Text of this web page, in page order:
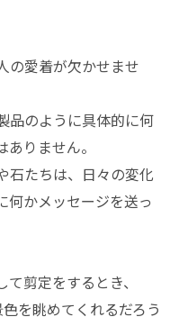
の愛着が欠かせませ
品のように具体的に何
りません。
石たちは、日々の変化
何かメッセージを送っ
剪定をするとき、
を眺めてくれるだろう